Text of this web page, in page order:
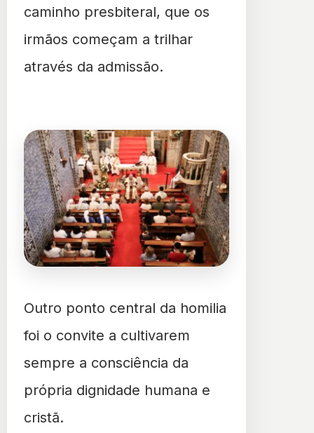
caminho presbiteral, que os
irmãos começam a trilhar
através da admissão.
Outro ponto central da homilia
foi o convite a cultivarem
sempre a consciência da
própria dignidade humana e
cristã.